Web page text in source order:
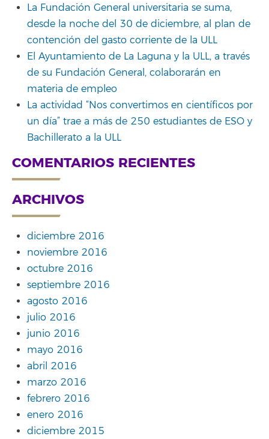
La Fundación General universitaria se suma,
desde la noche del 30 de diciembre, al plan de
contención del gasto corriente de la ULL
El Ayuntamiento de La Laguna y la ULL, a través
de su Fundación General, colaborarán en
materia de empleo
La actividad “Nos convertimos en científicos por
un día” trae a más de 250 estudiantes de ESO y
Bachillerato a la ULL
COMENTARIOS RECIENTES
ARCHIVOS
diciembre 2016
noviembre 2016
octubre 2016
septiembre 2016
agosto 2016
julio 2016
junio 2016
mayo 2016
abril 2016
marzo 2016
febrero 2016
enero 2016
diciembre 2015